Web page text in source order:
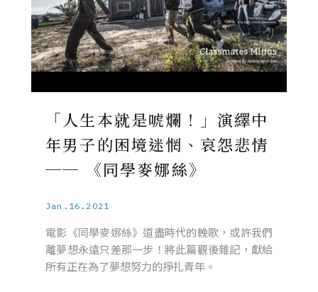
「人生本就是唬爛！」演繹中
年男子的困境迷惘、哀怨悲情
── 《同學麥娜絲》
Jan.16.2021
電影《同學麥娜絲》道盡時代的輓歌，或許我們
離夢想永遠只差那一步！將此篇觀後雜記，獻給
所有正在為了夢想努力的掙扎青年。